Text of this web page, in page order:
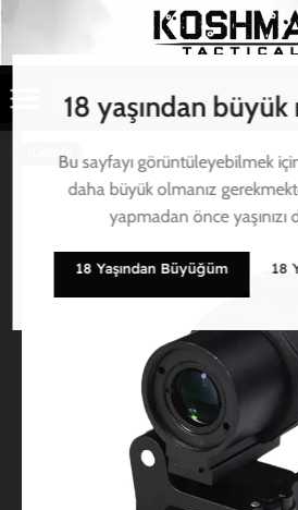
18 yaşından
Bu sayfayı görüntüleyebilmek
daha büyük olmanız
yapmadan önce yaşınızı
18 Yaşından Büyüğüm 18
TÜKENDI